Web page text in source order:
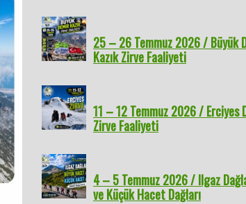
25 – 26 Temmuz 2026 / Büyük
Kazık Zirve Faaliyeti
11 – 12 Temmuz 2026 / Erciyes
Zirve Faaliyeti
4 – 5 Temmuz 2026 / Ilgaz
ve Küçük Hacet Dağları